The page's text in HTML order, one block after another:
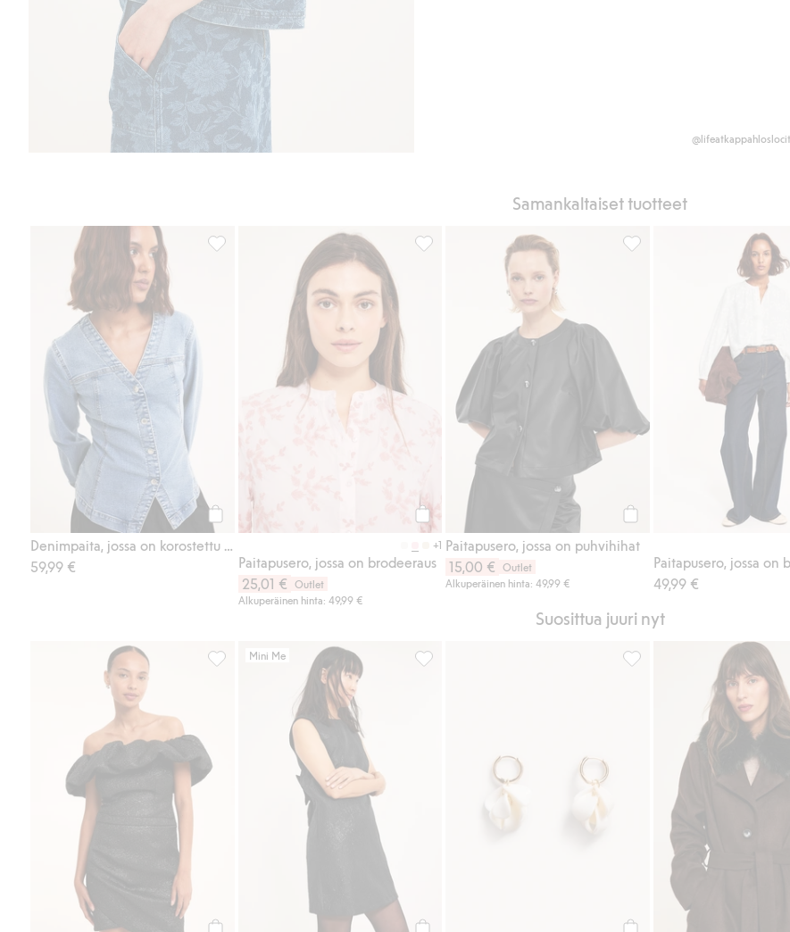
Samankaltaiset tuotteet
Osta
59,99 €
Denimpaita, jossa on korostettu vyötärö, Lisää suosikkeihin
Osta
+1
Paitapusero, jossa on brodeeraus
25,01 €
Outlet
Alkuperäinen hinta: 49,99 €
Paitapusero, jossa on brodeeraus, Lisää suosikkeihin
Paitapusero, jossa on puhvihihat
15,00 €
Outlet
Alkuperäinen hinta: 49,99 €
Paitapusero, jossa on
Paitapusero, jossa on
49,99 €
Suosittua juuri nyt
Monikäyttöinen mekko, Lisää suosikkeihin
Mini Me
Korvakorut